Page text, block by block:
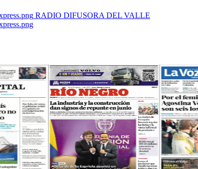
RADIO DIFUSORA DEL VALLE